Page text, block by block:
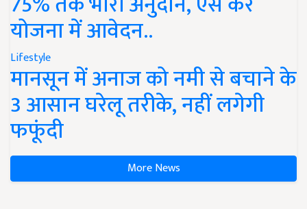
योजना में आवेदन..
Lifestyle
मानसून में अनाज को नमी से बचाने के
3 आसान घरेलू तरीके, नहीं लगेगी
फफूंदी
More News